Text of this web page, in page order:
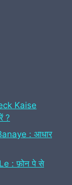
Kaise
?
: आधार
: फ़ोन पे से